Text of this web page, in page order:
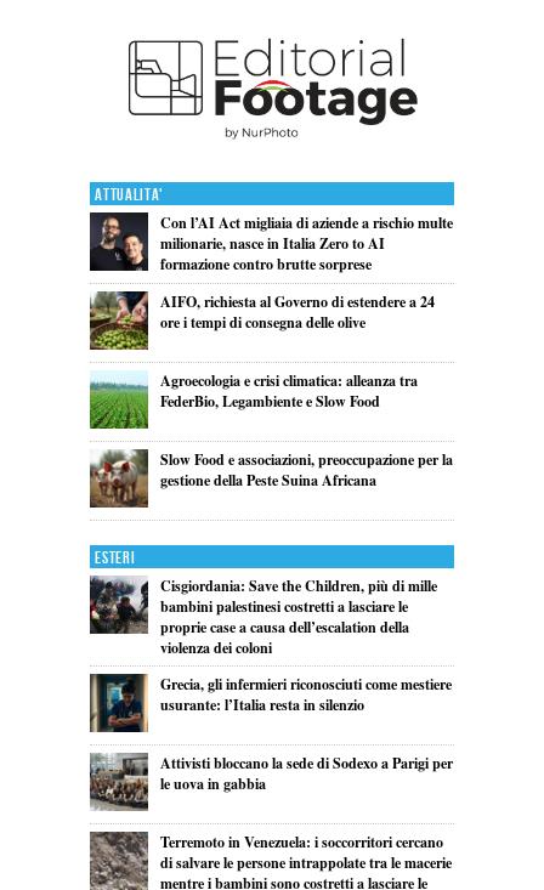
Attualita'
Con l’AI Act migliaia di aziende a rischio multe
milionarie, nasce in Italia Zero to AI
formazione contro brutte sorprese
AIFO, richiesta al Governo di estendere a 24
ore i tempi di consegna delle olive
Agroecologia e crisi climatica: alleanza tra
FederBio, Legambiente e Slow Food
Slow Food e associazioni, preoccupazione per la
gestione della Peste Suina Africana
Esteri
Cisgiordania: Save the Children, più di mille
bambini palestinesi costretti a lasciare le
proprie case a causa dell’escalation della
violenza dei coloni
Grecia, gli infermieri riconosciuti come mestiere
usurante: l’Italia resta in silenzio
Attivisti bloccano la sede di Sodexo a Parigi per
le uova in gabbia
Terremoto in Venezuela: i soccorritori cercano
di salvare le persone intrappolate tra le macerie
mentre i bambini sono costretti a lasciare le